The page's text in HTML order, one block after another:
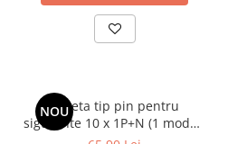
NOU
Bareta tip pin pentru
sigurante 10 x 1P+N (1 modul)
+ 1x EFI P2